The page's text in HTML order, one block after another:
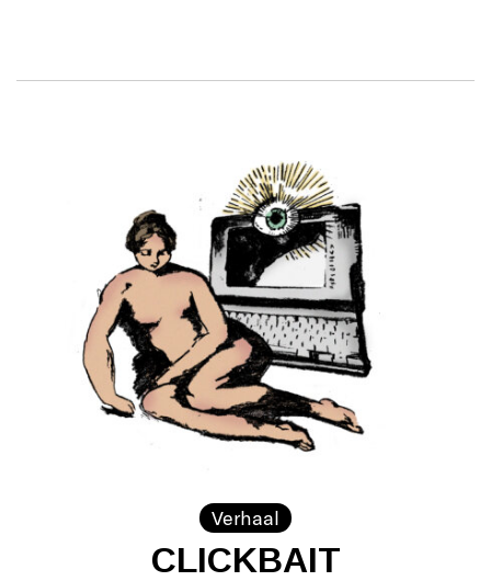
Verhaal
CLICKBAIT